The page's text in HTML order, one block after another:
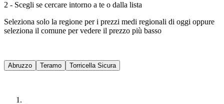
2 - Scegli se cercare intorno a te o dalla lista
Seleziona solo la regione per i prezzi medi regionali di oggi oppure
seleziona il comune per vedere il prezzo più basso
Abruzzo Teramo Torricella Sicura